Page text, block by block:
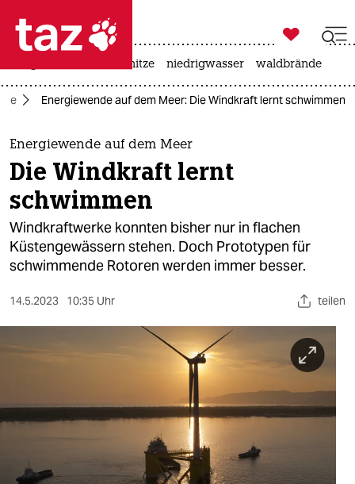
 taz zahl ich
taz zahl ich
themen
politik
öko
gesellschaft
sport
berlin
wahrheit
verlag

taz zahl ich
hitze niedrigwasser waldbrände
Energiewende auf dem Meer: Die Windkraft lernt schwimmen
Energiewende auf dem Meer
Die Windkraft lernt
schwimmen
Windkraftwerke konnten bisher nur in flachen
Küstengewässern stehen. Doch Prototypen für
schwimmende Rotoren werden immer besser.
14.5.2023 10:35 Uhr teilen